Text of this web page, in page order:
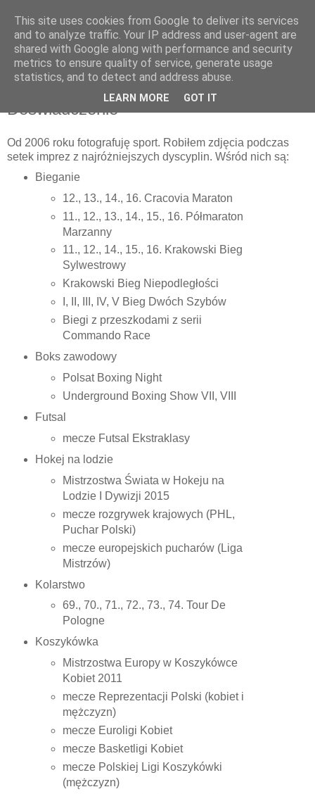
Fotografia Sportowa
Krzysztof Porębski
Doświadczenie
Od 2006 roku fotografuję sport. Robiłem zdjęcia podczas
setek imprez z najróżniejszych dyscyplin. Wśród nich są:
Bieganie
12., 13., 14., 16. Cracovia Maraton
11., 12., 13., 14., 15., 16. Półmaraton
Marzanny
11., 12., 14., 15., 16. Krakowski Bieg
Sylwestrowy
Krakowski Bieg Niepodległości
I, II, III, IV, V Bieg Dwóch Szybów
Biegi z przeszkodami z serii
Commando Race
Boks zawodowy
Polsat Boxing Night
Underground Boxing Show VII, VIII
Futsal
mecze Futsal Ekstraklasy
Hokej na lodzie
Mistrzostwa Świata w Hokeju na
Lodzie I Dywizji 2015
mecze rozgrywek krajowych (PHL,
Puchar Polski)
mecze europejskich pucharów (Liga
Mistrzów)
Kolarstwo
69., 70., 71., 72., 73., 74. Tour De
Pologne
Koszykówka
Mistrzostwa Europy w Koszykówce
Kobiet 2011
mecze Reprezentacji Polski (kobiet i
mężczyzn)
mecze Euroligi Kobiet
mecze Basketligi Kobiet
mecze Polskiej Ligi Koszykówki
(mężczyzn)
This site uses cookies from Google to deliver its services
and to analyze traffic. Your IP address and user-agent are
shared with Google along with performance and security
metrics to ensure quality of service, generate usage
statistics, and to detect and address abuse.
LEARN MORE GOT IT